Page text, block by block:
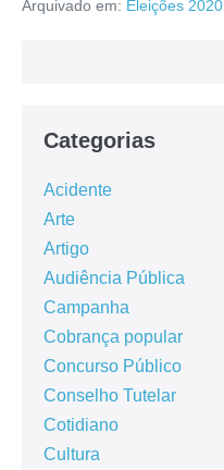
Arquivado em: Eleições 2020
Categorias
Acidente
Arte
Artigo
Audiência Pública
Campanha
Cobrança popular
Concurso Público
Conselho Tutelar
Cotidiano
Cultura